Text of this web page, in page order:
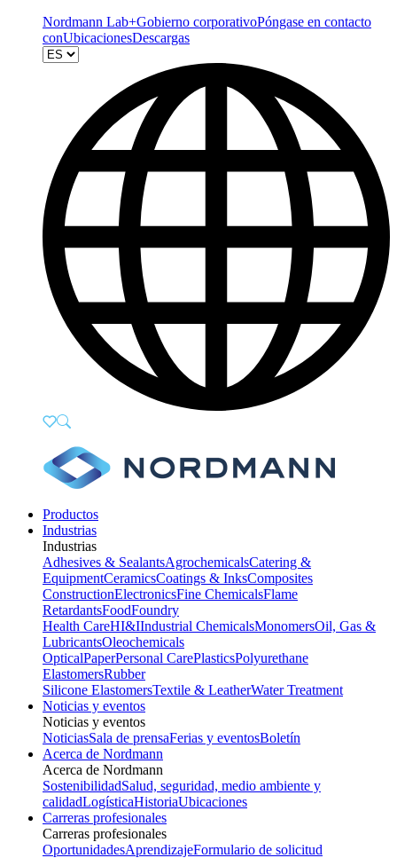
Nordmann Lab+Gobierno corporativoPóngase en contacto
conUbicacionesDescargas
Productos
Industrias
Industrias
Adhesives & SealantsAgrochemicalsCatering &
EquipmentCeramicsCoatings & InksComposites
ConstructionElectronicsFine ChemicalsFlame
RetardantsFoodFoundry
Health CareHI&IIndustrial ChemicalsMonomersOil, Gas &
LubricantsOleochemicals
OpticalPaperPersonal CarePlasticsPolyurethane
ElastomersRubber
Silicone ElastomersTextile & LeatherWater Treatment
Noticias y eventos
Noticias y eventos
NoticiasSala de prensaFerias y eventosBoletín
Acerca de Nordmann
Acerca de Nordmann
SostenibilidadSalud, seguridad, medio ambiente y
calidadLogísticaHistoriaUbicaciones
Carreras profesionales
Carreras profesionales
OportunidadesAprendizajeFormulario de solicitud